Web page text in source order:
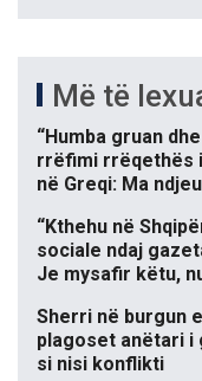
Më të
“Humba gruan
rrëfimi rrëqethës
në Greqi: Ma
“Kthehu në
sociale ndaj
Je mysafir këtu,
Sherri në burgun
plagoset anëtari i
si nisi konflikti